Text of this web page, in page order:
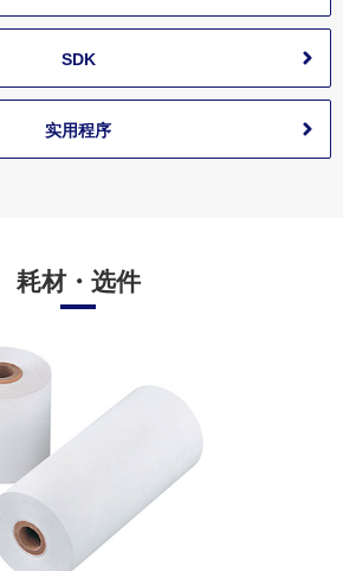
SDK
实用程序
耗材・选件